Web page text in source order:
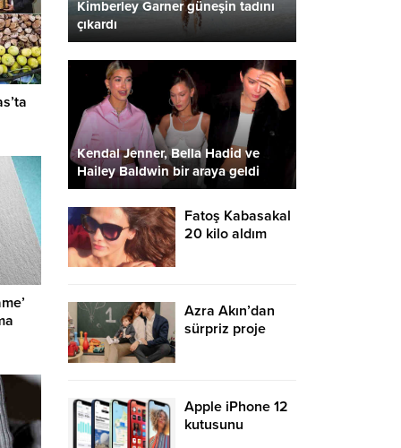
Kimberley Garner güneşin tadını
çıkardı
Kendal Jenner, Bella Hadid ve
Hailey Baldwin bir araya geldi
Fatoş Kabasakal
20 kilo aldım
Azra Akın’dan
sürpriz proje
Apple iPhone 12
kutusunu